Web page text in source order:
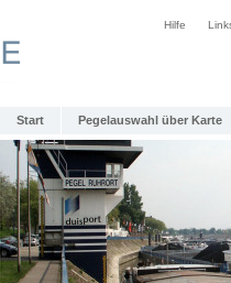
Hilfe
Start Pegelauswahl über Karte